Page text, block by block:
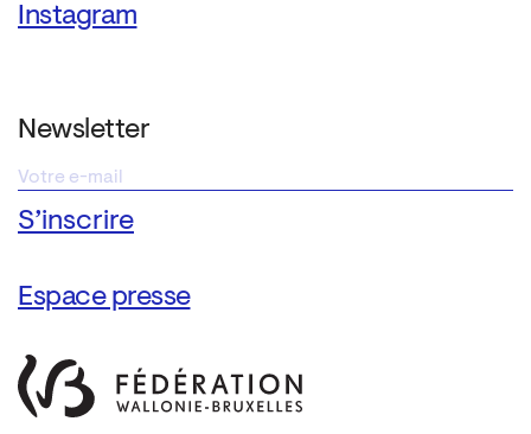
Instagram
Newsletter
Espace presse